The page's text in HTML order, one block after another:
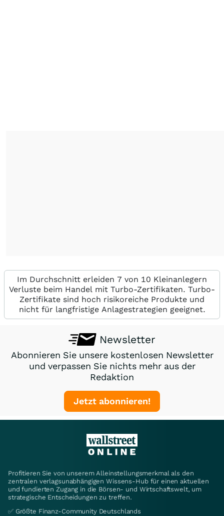
Im Durchschnitt erleiden 7 von 10 Kleinanlegern
Verluste beim Handel mit Turbo-Zertifikaten. Turbo-
Zertifikate sind hoch risikoreiche Produkte und
nicht für langfristige Anlagestrategien geeignet.
Newsletter
Abonnieren Sie unsere kostenlosen Newsletter
und verpassen Sie nichts mehr aus der
Redaktion
Jetzt abonnieren!
Profitieren Sie von unserem Alleinstellungsmerkmal als den
zentralen verlagsunabhängigen Wissens-Hub für einen aktuellen
und fundierten Zugang in die Börsen- und Wirtschaftswelt, um
strategische Entscheidungen zu treffen.
✅ Größte Finanz-Community Deutschlands